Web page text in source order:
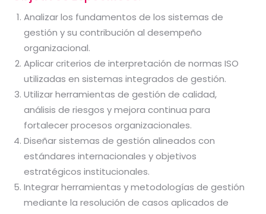
Analizar los fundamentos de los sistemas de
gestión y su contribución al desempeño
organizacional.
Aplicar criterios de interpretación de normas ISO
utilizadas en sistemas integrados de gestión.
Utilizar herramientas de gestión de calidad,
análisis de riesgos y mejora continua para
fortalecer procesos organizacionales.
Diseñar sistemas de gestión alineados con
estándares internacionales y objetivos
estratégicos institucionales.
Integrar herramientas y metodologías de gestión
mediante la resolución de casos aplicados de